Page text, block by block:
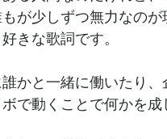
が少しずつ無力なのが
きな歌詞です。
かと一緒に働いたり、
で動くことで何かを成